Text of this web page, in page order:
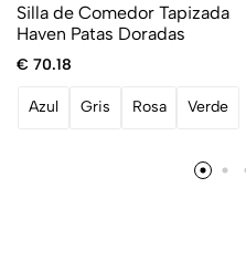
Silla de Comedor Tapizada
Haven Patas Doradas
€ 70.18
Azul Gris Rosa Verde